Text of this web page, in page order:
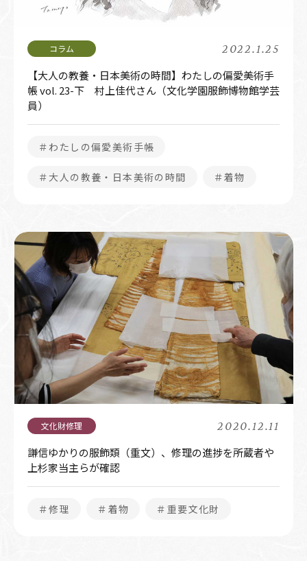
2022.1.25
【大人の教養・日本美術の時間】わたしの偏愛美術手
帳 vol. 23-下 村上佳代さん（文化学園服飾博物館学芸
員）
＃わたしの偏愛美術手帳
＃大人の教養・日本美術の時間 ＃着物
2020.12.11
謙信ゆかりの服飾類（重文）、修理の進捗を所蔵者や
上杉家当主らが確認
＃修理 ＃着物 ＃重要文化財